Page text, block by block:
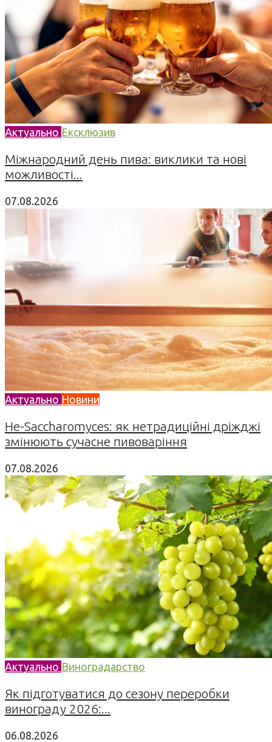
Актуально Ексклюзив
Міжнародний день пива: виклики та нові
можливості...
07.08.2026
Актуально Новини
Не-Saccharomyces: як нетрадиційні дріжджі
змінюють сучасне пивоваріння
07.08.2026
Актуально Виноградарство
Як підготуватися до сезону переробки
винограду 2026:...
06.08.2026